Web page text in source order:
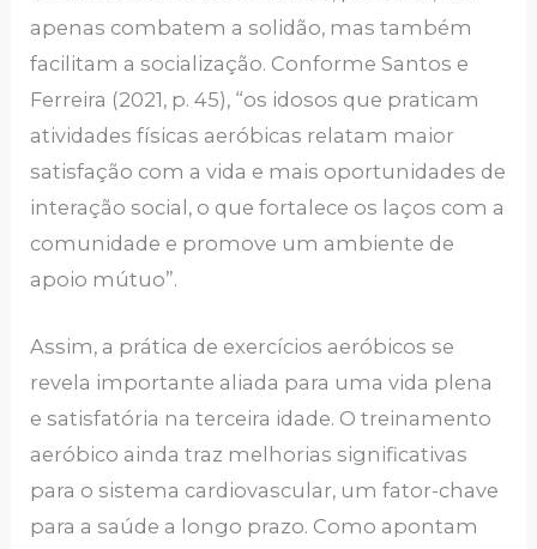
apenas combatem a solidão, mas também
facilitam a socialização. Conforme Santos e
Ferreira (2021, p. 45), “os idosos que praticam
atividades físicas aeróbicas relatam maior
satisfação com a vida e mais oportunidades de
interação social, o que fortalece os laços com a
comunidade e promove um ambiente de
apoio mútuo”.
Assim, a prática de exercícios aeróbicos se
revela importante aliada para uma vida plena
e satisfatória na terceira idade. O treinamento
aeróbico ainda traz melhorias significativas
para o sistema cardiovascular, um fator-chave
para a saúde a longo prazo. Como apontam